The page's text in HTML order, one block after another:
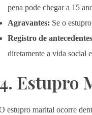
pena pode chegar a 15
Agravantes: Se o
Registro de
diretamente a vida social
4. Estupro
estupro marital ocorre